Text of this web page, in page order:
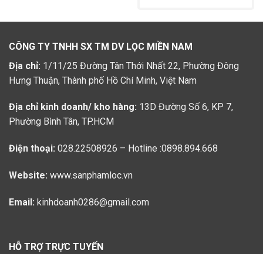
CÔNG TY TNHH SX TM DV LỌC MIỀN NAM
Địa chỉ: 1/11/25 Đường Tân Thới Nhất 22, Phường Đông
Hưng Thuận, Thành phố Hồ Chí Minh, Việt Nam
Địa chỉ kinh doanh/ kho hàng: 13D Đường Số 6, KP 7,
Phường Bình Tân, TP.HCM
Điện thoại: 028.22508926 – Hotline :0898.894.668
Website: www.sanphamloc.vn
Email: kinhdoanh0286@gmail.com
HỖ TRỢ TRỰC TUYẾN